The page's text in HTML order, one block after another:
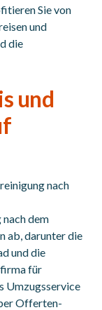
Sie von
und
die
und
nach
nach dem
ab, darunter die
und die
für
Umzugsservice
Offerten-